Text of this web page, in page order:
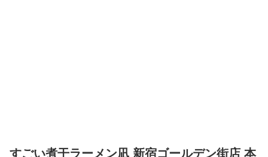
すごい煮干ラーメン凪 新宿ゴールデン街店 本